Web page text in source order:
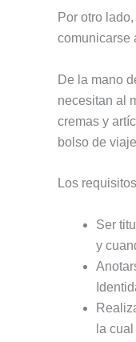
Por otro
comunicarse
De la mano
necesitan al
cremas y
bolso de
Los
Ser
y
la